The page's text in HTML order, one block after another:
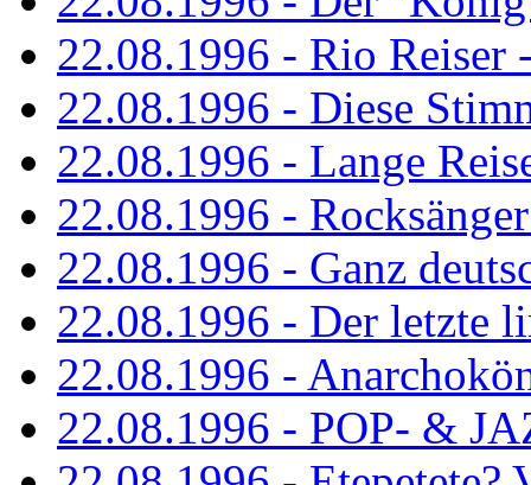
22.08.1996 - Rio Reiser
22.08.1996 - Diese
22.08.1996 - Lange
22.08.1996 -
22.08.1996 - Ganz
22.08.1996 - Der letzte
22.08.1996 -
22.08.1996 - POP- &